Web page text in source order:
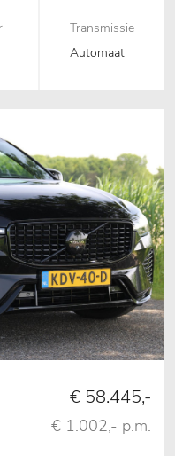
Transmissie
Automaat
€ 58.445,-
€ 1.002,- p.m.